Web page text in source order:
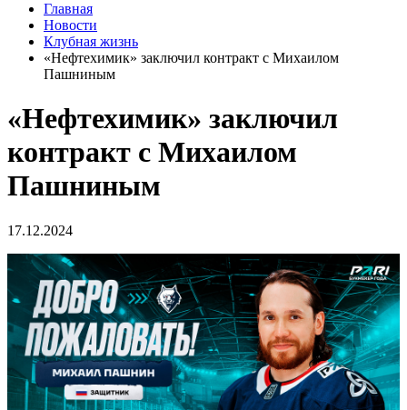
Главная
Новости
Клубная жизнь
«Нефтехимик» заключил контракт с Михаилом
Пашниным
«Нефтехимик» заключил
контракт с Михаилом
Пашниным
17.12.2024